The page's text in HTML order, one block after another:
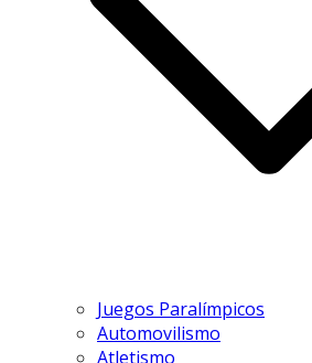
Juegos Paralímpicos
Automovilismo
Atletismo